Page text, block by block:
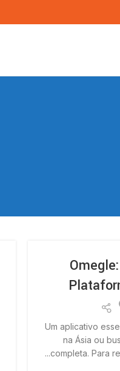
Um aplicativo
na Ásia ou
completa. Para